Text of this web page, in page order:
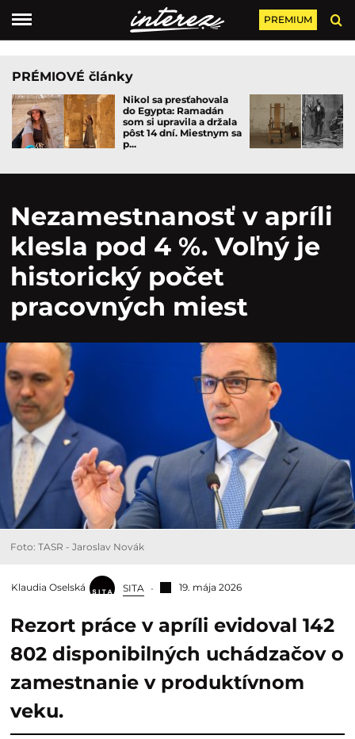
PREMIUM
PRÉMIOVÉ články
Nikol sa presťahovala
do Egypta: Ramadán
som si upravila a držala
pôst 14 dní. Miestnym sa
p...
Nezamestnanosť v apríli
klesla pod 4 %. Voľný je
historický počet
pracovných miest
Foto: TASR - Jaroslav Novák
Klaudia Oselská SITA 19. mája 2026
Rezort práce v apríli evidoval 142
802 disponibilných uchádzačov o
zamestnanie v produktívnom
veku.